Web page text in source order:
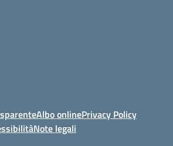
Albo onlinePrivacy Policy
Note legali